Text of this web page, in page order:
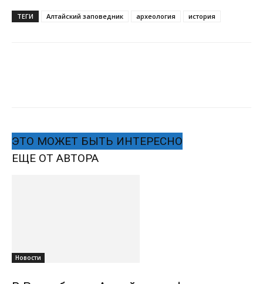
ТЕГИ Алтайский заповедник археология история
ЭТО МОЖЕТ БЫТЬ ИНТЕРЕСНО
ЕЩЕ ОТ АВТОРА
Новости